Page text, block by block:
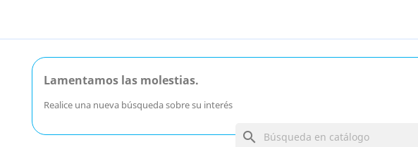
Lamentamos las molestias.
Realice una nueva búsqueda sobre su interés
search